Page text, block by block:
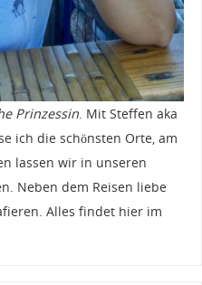
Prinzessin. Mit Steffen aka
ich die schönsten Orte, am
lassen wir in unseren
Neben dem Reisen liebe
Alles findet hier im